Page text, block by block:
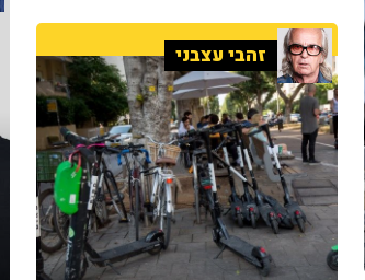
זהבי עצבני